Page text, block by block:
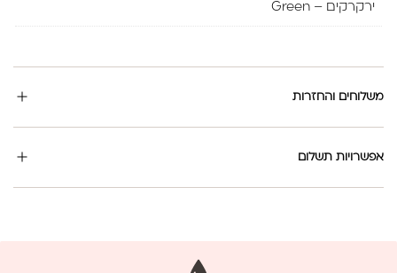
ירקרקים – Green
משלוחים והחזרות
אפשרויות תשלום